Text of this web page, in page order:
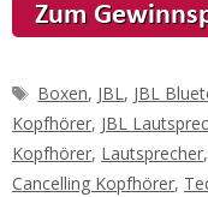
Schlagwörter
Boxen, JBL, JBL
Kopfhörer, JBL
Kopfhörer, Lautsprecher,
Cancelling Kopfhörer,